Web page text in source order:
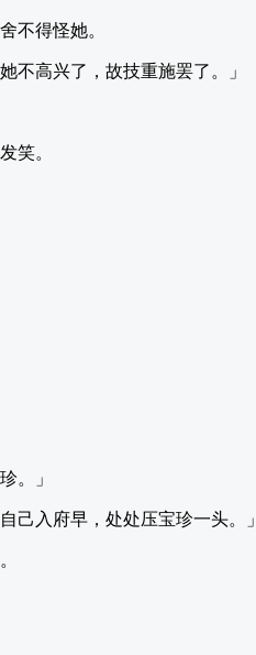
不得怪她。
不高兴了，故技重施罢了。」
笑。
。」
己入府早，处处压宝珍一头。」